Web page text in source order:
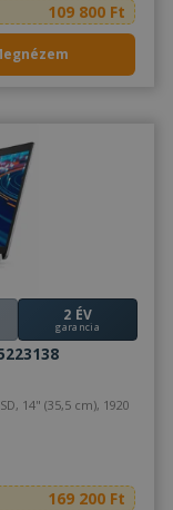
109 800 Ft
2 ÉV
garancia
169 200 Ft